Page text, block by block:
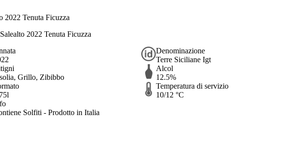
2022 Tenuta Ficuzza
2022 Tenuta Ficuzza
Denominazione
Terre Siciliane Igt
Grillo, Zibibbo
Alcol
12.5%
Temperatura di servizio
10/12 °C
Solfiti - Prodotto in Italia